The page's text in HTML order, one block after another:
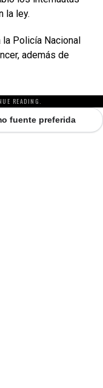
la ley.
Policía Nacional
además de
READING.
fuente preferida